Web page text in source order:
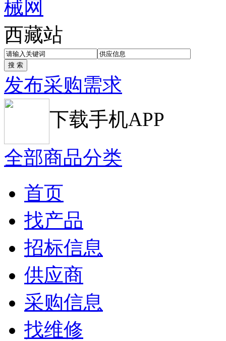
西藏站
发布采购需求
下载手机APP
全部商品分类
首页
找产品
招标信息
供应商
采购信息
找维修